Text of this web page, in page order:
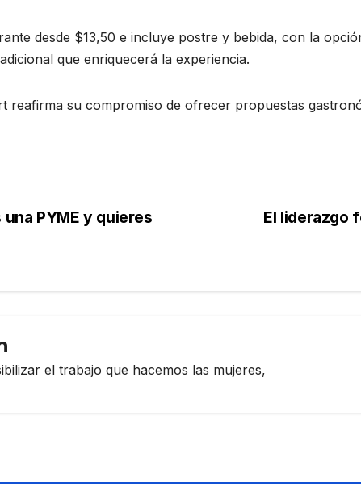
desde $13,50 e incluye postre y bebida, con la
que enriquecerá la experiencia.
reafirma su compromiso de ofrecer propuestas
El liderazgo
PYME y quieres
el trabajo que hacemos las mujeres,